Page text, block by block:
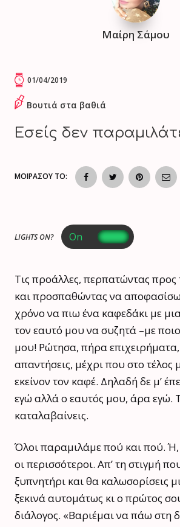
Μαίρη Σάμου
01/04/2019
Βουτιά στα βαθιά
Εσείς δεν
ΜΟΙΡΑΣΟΥ ΤΟ:
LIGHTS ON?
Τις προάλλες, περπατώντας προς
και προσπαθώντας να
χρόνο να πιω ένα καφεδάκι με
τον εαυτό μου να συζητά –με
μου! Ρώτησα, πήρα
απαντήσεις, μέχρι που στο τέλος
εκείνον τον καφέ. Δηλαδή δε μ’
εγώ αλλά ο εαυτός μου, άρα εγώ.
καταλαβαίνεις.
Όλοι παραμιλάμε πού και πού. Ή,
οι περισσότεροι. Απ’ τη στιγμή
ξυπνητήρι και θα καλωσορίσεις
ξεκινά αυτομάτως κι ο πρώτος
διάλογος. «Βαριέμαι να πάω στη